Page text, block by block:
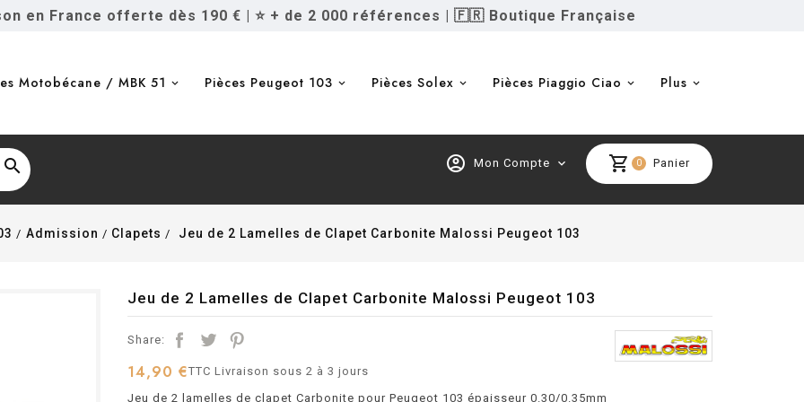
en France offerte dès 190 € | ⭐ + de 2 000 références | 🇫🇷 Boutique Française
Motobécane / MBK 51 Pièces Peugeot 103 Pièces Solex Pièces Piaggio Ciao Plus
 shopping_cart 0 Panier
account_circle Mon Compte expand_more
Admission Clapets Jeu de 2 Lamelles de Clapet Carbonite Malossi Peugeot 103
Jeu de 2 Lamelles de Clapet Carbonite Malossi Peugeot 103
Share:
14,90 €TTC Livraison sous 2 à 3 jours
Jeu de 2 lamelles de clapet Carbonite pour Peugeot 103 épaisseur 0.30/0.35mm